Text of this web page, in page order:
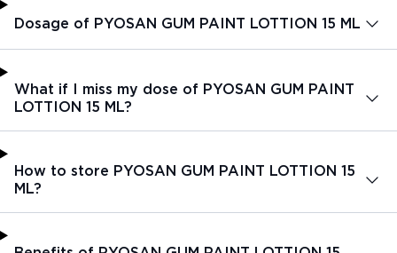
Dosage of PYOSAN GUM PAINT LOTTION 15 ML
What if I miss my dose of PYOSAN GUM PAINT
LOTTION 15 ML?
How to store PYOSAN GUM PAINT LOTTION 15
ML?